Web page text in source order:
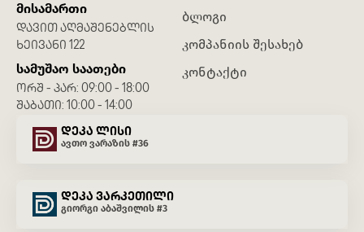
მისამართი
ᲓᲐᲕᲘᲗ ᲐᲦᲛᲐᲨᲔᲜᲔᲑᲚᲘᲡ
ᲮᲔᲘᲕᲐᲜᲘ 122
სამუშაო საათები
ᲝᲠᲨ - ᲞᲐᲠ: 09:00 - 18:00
ᲨᲐᲑᲐᲗᲘ: 10:00 - 14:00
ბლოგი
კომპანიის შესახებ
კონტაქტი
დეკა ლისი
ავთო ვარაზის #36
დეკა ვარკეთილი
გიორგი აბაშვილის #3